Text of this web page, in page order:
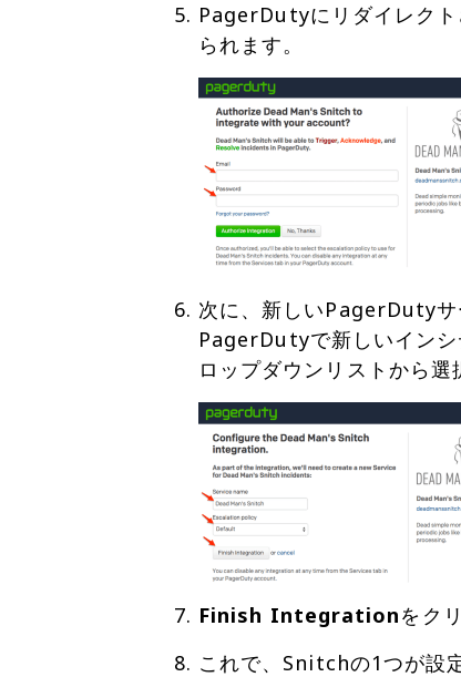
PagerDutyにリダイレク
次に、新しいPagerDuty
PagerDutyで新しいイン
Finish Integrationをク
これで、Snitchの1つが設